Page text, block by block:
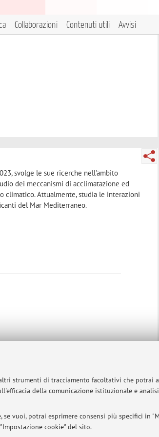
strumenti di tracciamento facoltativi che potrai
della comunicazione istituzionale e
vuoi, potrai esprimere consensi più specifici in
cookie" del sito.
Collaborazioni Contenuti utili Avvisi
svolge le sue ricerche nell'ambito
dei meccanismi di acclimatazione ed
climatico. Attualmente, studia le interazioni
del Mar Mediterraneo.
40126 Bologna - Partita IVA: 01131710376 Privacy |Note